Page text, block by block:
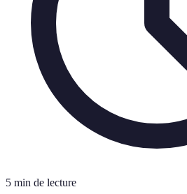
5 min de lecture